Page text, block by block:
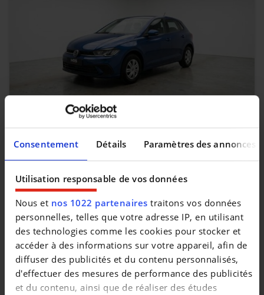
Consentement Détails Paramètres des annonces
Utilisation responsable de vos données
Nous et nos 1022 partenaires traitons vos données
personnelles, telles que votre adresse IP, en utilisant
des technologies comme les cookies pour stocker et
accéder à des informations sur votre appareil, afin de
diffuser des publicités et du contenu personnalisés,
d'effectuer des mesures de performance des publicités
et du contenu, ainsi que de réaliser des études
VOLKSWAGEN POLO
*1.0* CARPLAY* CLIM* RADAR AV/AR* GARANTIE 12 MOIS
|